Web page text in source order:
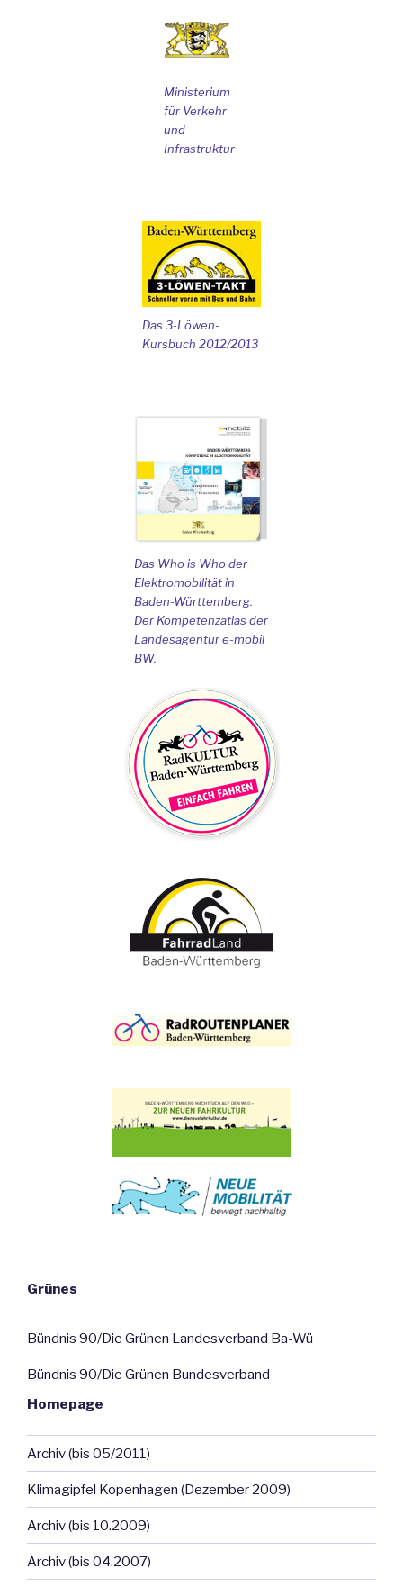
Ministerium
für Verkehr
und
Infrastruktur
Das 3-Löwen-
Kursbuch 2012/2013
Das Who is Who der
Elektromobilität in
Baden-Württemberg:
Der Kompetenzatlas der
Landesagentur e-mobil
BW.
Grünes
Bündnis 90/Die Grünen Landesverband Ba-Wü
Bündnis 90/Die Grünen Bundesverband
Homepage
Archiv (bis 05/2011)
Klimagipfel Kopenhagen (Dezember 2009)
Archiv (bis 10.2009)
Archiv (bis 04.2007)